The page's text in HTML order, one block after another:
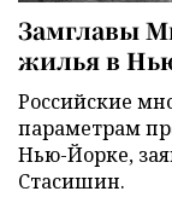
Замглавы
жилья в
Российские
параметрам
Нью-Йорке,
Стасишин.